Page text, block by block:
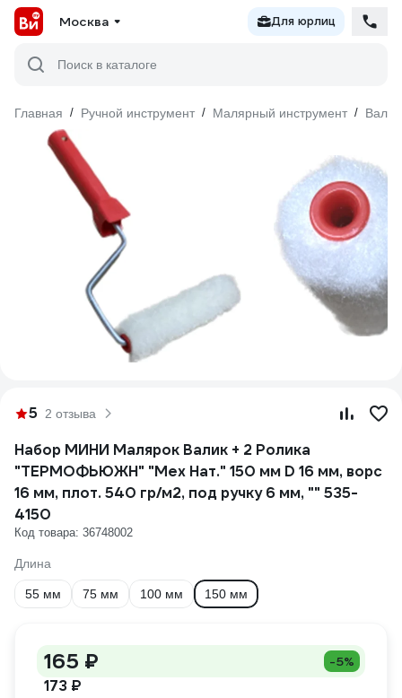
Москва Для юрлиц
Поиск в каталоге
Главная / Ручной инструмент / Малярный инструмент /
5 2 отзыва
Набор МИНИ Малярок Валик + 2 Ролика
"ТЕРМОФЬЮЖН" "Мех Нат." 150 мм D 16 мм, ворс
16 мм, плот. 540 гр/м2, под ручку 6 мм, "" 535-
4150
Код товара: 36748002
Длина
55 мм 75 мм 100 мм 150 мм
165 ₽ -5%
173 ₽